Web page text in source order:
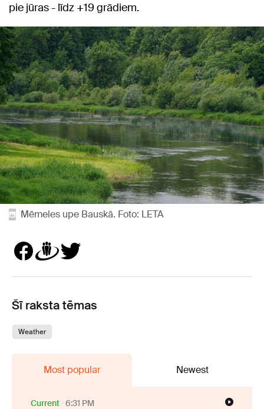
pie jūras - līdz +19 grādiem.
Mēmeles upe Bauskā. Foto: LETA
Šī raksta tēmas
Weather
Most popular Newest
Current 6:31 PM